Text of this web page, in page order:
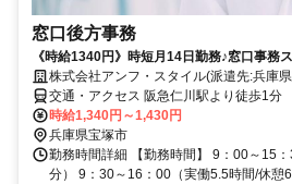
窓口後方事務
《時給1340円》時短月14日勤務♪窓口事務
株式会社アンフ・スタイル(派遣先:兵庫
交通・アクセス 阪急仁川駅より徒歩1分
時給1,340円～1,430円
兵庫県宝塚市
勤務時間詳細 【勤務時間】 9：00～15
分） 9：30～16：00（実働5.5時間/休憩